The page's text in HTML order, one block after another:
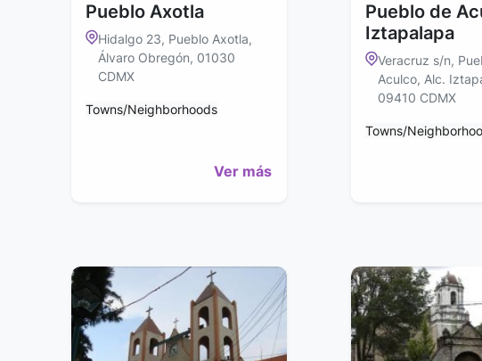
Pueblo Axotla
Hidalgo 23, Pueblo Axotla,
Álvaro Obregón, 01030
CDMX
Towns/Neighborhoods
Ver más
Pueblo de
Iztapalapa
Veracruz s/n,
Aculco, Alc.
09410 CDMX
Towns/